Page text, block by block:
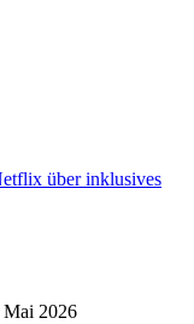
über inklusives
Mai 2026